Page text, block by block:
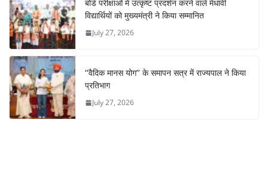
बोर्ड परीक्षाओं में उत्कृष्ट प्रदर्शन करने वाले मेधावी
विद्यार्थियों को मुख्यमंत्री ने किया सम्मानित
July 27, 2026
‘‘वैदिक मानस योग’’ के समापन सत्र में राज्यपाल ने किया
प्रतिभाग
July 27, 2026